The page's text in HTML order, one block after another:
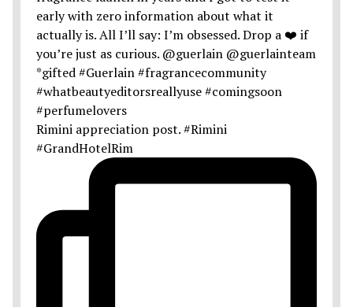
Rimini appreciation post. #Rimini
#GrandHotelRim